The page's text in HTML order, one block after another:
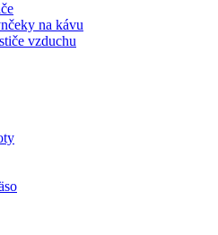
na kávu
vzduchu